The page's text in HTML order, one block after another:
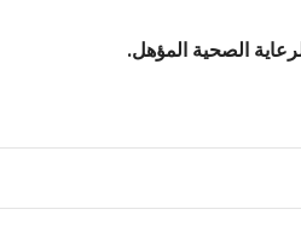
الصحية المؤهل.